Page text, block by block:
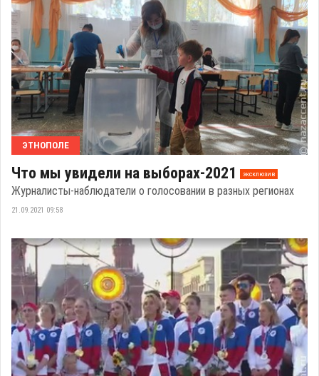
ЭТНОПОЛЕ
Что мы увидели на выборах-2021 эксклюзив
Журналисты-наблюдатели о голосовании в разных регионах
21.09.2021 09:58